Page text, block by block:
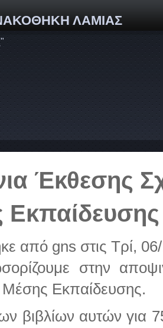
ΛΑΜΙΑΣ
Έκθεσης
Εκπαίδευσης
από gns στις Τρί,
στην
Μέσης Εκπαίδευσης.
βιβλίων αυτών για